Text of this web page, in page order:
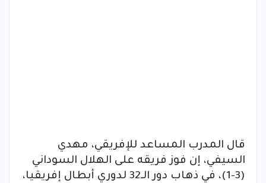
قال المدرب المساعد للإفريقي، مهدي
السيفي، إن فوز فريقه على الهلال السوداني
(3-1)، في ذهاب دور الـ32 لدوري أبطال إفريقيا،